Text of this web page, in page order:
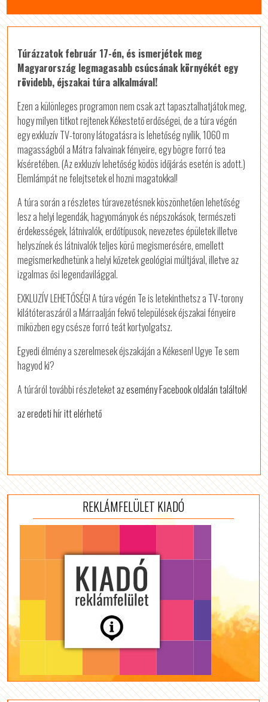
Túrázzatok február 17-én, és ismerjétek meg
Magyarország legmagasabb csúcsának környékét egy
rövidebb, éjszakai túra alkalmával!
Ezen a különleges programon nem csak azt tapasztalhatjátok meg,
hogy milyen titkot rejtenek Kékestető erdőségei, de a túra végén
egy exkluzív TV-torony látogatásra is lehetőség nyílik, 1060 m
magasságból a Mátra falvainak fényeire, egy bögre forró tea
kíséretében. (Az exkluzív lehetőség ködös időjárás esetén is adott.)
Elemlámpát ne felejtsetek el hozni magatokkal!
A túra során a részletes túravezetésnek köszönhetően lehetőség
lesz a helyi legendák, hagyományok és népszokások, természeti
érdekességek, látnivalók, erdőtípusok, nevezetes épületek illetve
helyszínek és látnivalók teljes körű megismerésére, emellett
megismerkedhetünk a helyi kőzetek geológiai múltjával, illetve az
izgalmas ősi legendavilággal.
EXKLUZÍV LEHETŐSÉG! A túra végén Te is letekinthetsz a TV-torony
kilátóteraszáról a Márraalján fekvő települések éjszakai fényeire
miközben egy csésze forró teát kortyolgatsz.
Egyedi élmény a szerelmesek éjszakáján a Kékesen! Ugye Te sem
hagyod ki?
A túráról további részleteketaz esemény Facebook oldalán találtok!
az eredeti hír itt elérhető
REKLÁMFELÜLET KIADÓ